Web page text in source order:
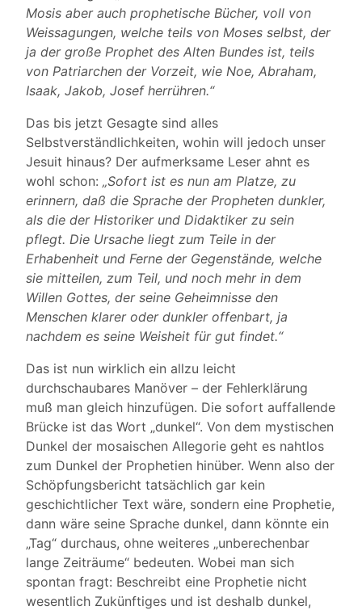
Mosis aber auch prophetische Bücher, voll von
Weissagungen, welche teils von Moses selbst, der
ja der große Prophet des Alten Bundes ist, teils
von Patriarchen der Vorzeit, wie Noe, Abraham,
Isaak, Jakob, Josef herrühren.“
Das bis jetzt Gesagte sind alles
Selbstverständlichkeiten, wohin will jedoch unser
Jesuit hinaus? Der aufmerksame Leser ahnt es
wohl schon: „Sofort ist es nun am Platze, zu
erinnern, daß die Sprache der Propheten dunkler,
als die der Historiker und Didaktiker zu sein
pflegt. Die Ursache liegt zum Teile in der
Erhabenheit und Ferne der Gegenstände, welche
sie mitteilen, zum Teil, und noch mehr in dem
Willen Gottes, der seine Geheimnisse den
Menschen klarer oder dunkler offenbart, ja
nachdem es seine Weisheit für gut findet.“
Das ist nun wirklich ein allzu leicht
durchschaubares Manöver – der Fehlerklärung
muß man gleich hinzufügen. Die sofort auffallende
Brücke ist das Wort „dunkel“. Von dem mystischen
Dunkel der mosaischen Allegorie geht es nahtlos
zum Dunkel der Prophetien hinüber. Wenn also der
Schöpfungsbericht tatsächlich gar kein
geschichtlicher Text wäre, sondern eine Prophetie,
dann wäre seine Sprache dunkel, dann könnte ein
„Tag“ durchaus, ohne weiteres „unberechenbar
lange Zeiträume“ bedeuten. Wobei man sich
spontan fragt: Beschreibt eine Prophetie nicht
wesentlich Zukünftiges und ist deshalb dunkel,